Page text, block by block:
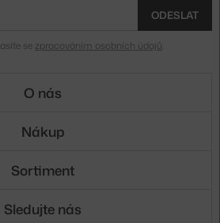
ODESLAT
se zpracováním osobních údajů
O nás
Nákup
Sortiment
Sledujte nás